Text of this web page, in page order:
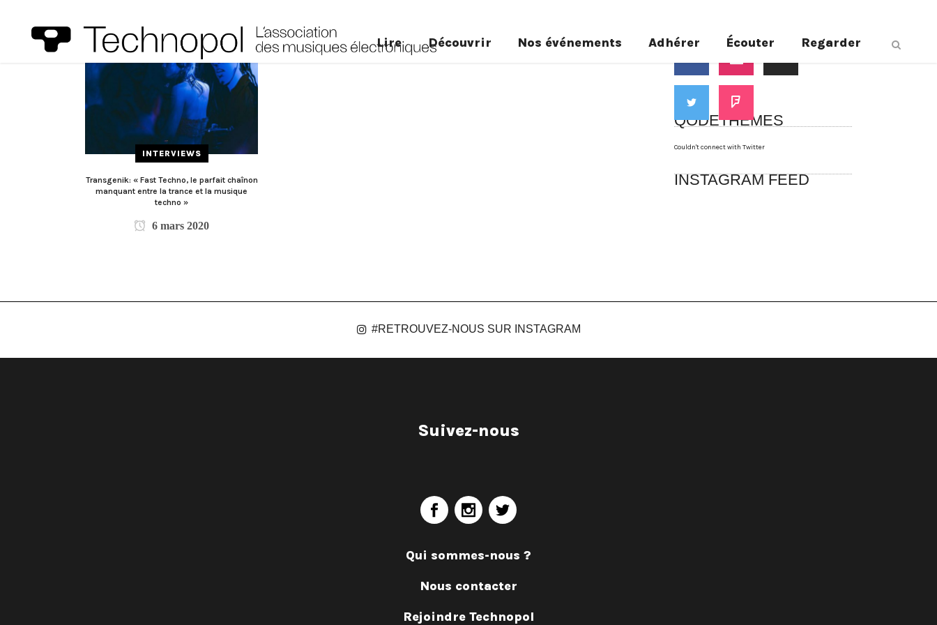
Lire Découvrir Nos événements Adhérer Écouter Regarder
INTERVIEWS
Transgenik: « Fast Techno, le parfait chaînon
manquant entre la trance et la musique
techno »
6 mars 2020
Suivez-nous
QODETHEMES
Couldn't connect with Twitter
INSTAGRAM FEED
#RETROUVEZ-NOUS SUR INSTAGRAM
Suivez-nous
Qui sommes-nous ?
Nous contacter
Rejoindre Technopol